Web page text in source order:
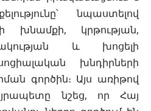
նպաստելով
խնամքի, կրթության,
և խոցելի
խնդիրների
գործին։ Այս առիթով
նշեց, որ Հայ